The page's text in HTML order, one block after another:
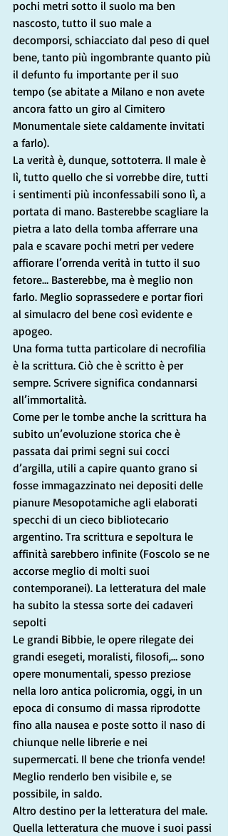
pochi metri sotto il suolo ma ben
nascosto, tutto il suo male a
decomporsi, schiacciato dal peso di quel
bene, tanto più ingombrante quanto più
il defunto fu importante per il suo
tempo (se abitate a Milano e non avete
ancora fatto un giro al Cimitero
Monumentale siete caldamente invitati
a farlo).
La verità è, dunque, sottoterra. Il male è
lì, tutto quello che si vorrebbe dire, tutti
i sentimenti più inconfessabili sono lì, a
portata di mano. Basterebbe scagliare la
pietra a lato della tomba afferrare una
pala e scavare pochi metri per vedere
affiorare l’orrenda verità in tutto il suo
fetore… Basterebbe, ma è meglio non
farlo. Meglio soprassedere e portar fiori
al simulacro del bene così evidente e
apogeo.
Una forma tutta particolare di necrofilia
è la scrittura. Ciò che è scritto è per
sempre. Scrivere significa condannarsi
all’immortalità.
Come per le tombe anche la scrittura ha
subito un’evoluzione storica che è
passata dai primi segni sui cocci
d’argilla, utili a capire quanto grano si
fosse immagazzinato nei depositi delle
pianure Mesopotamiche agli elaborati
specchi di un cieco bibliotecario
argentino. Tra scrittura e sepoltura le
affinità sarebbero infinite (Foscolo se ne
accorse meglio di molti suoi
contemporanei). La letteratura del male
ha subito la stessa sorte dei cadaveri
sepolti
Le grandi Bibbie, le opere rilegate dei
grandi esegeti, moralisti, filosofi,… sono
opere monumentali, spesso preziose
nella loro antica policromia, oggi, in un
epoca di consumo di massa riprodotte
fino alla nausea e poste sotto il naso di
chiunque nelle librerie e nei
supermercati. Il bene che trionfa vende!
Meglio renderlo ben visibile e, se
possibile, in saldo.
Altro destino per la letteratura del male.
Quella letteratura che muove i suoi passi